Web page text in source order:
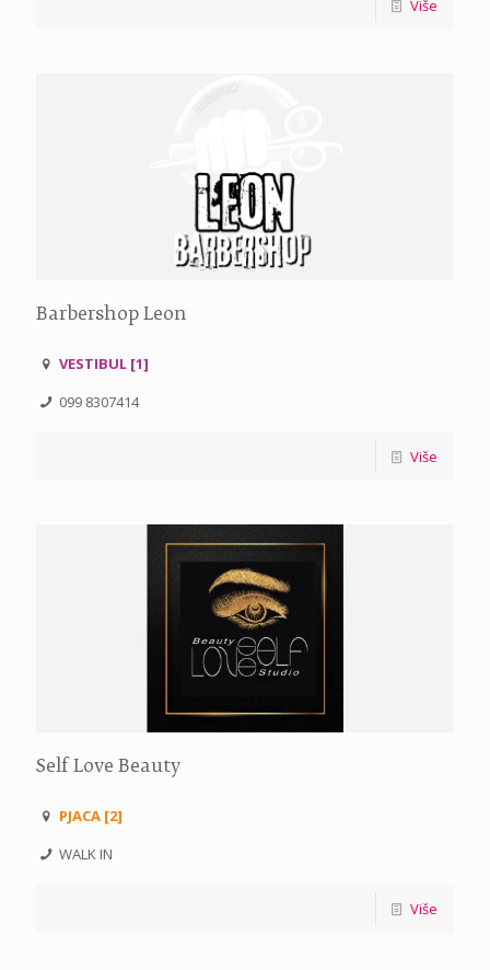
Više
Barbershop Leon
VESTIBUL [1]
099 8307414
Više
Self Love Beauty
PJACA [2]
WALK IN
Više